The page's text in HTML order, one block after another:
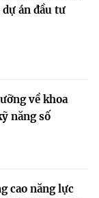
dự án đầu tư
về khoa
năng số
cao năng lực